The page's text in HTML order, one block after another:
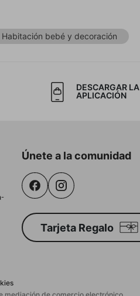
Habitación bebé y decoración
DESCARGAR LA
APLICACIÓN
Únete a la comunidad
Tarjeta Regalo